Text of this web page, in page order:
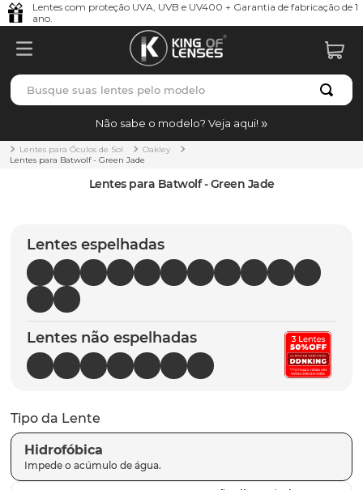
Lentes com proteção UVA, UVB e UV400 + Garantia de fabricação de 1
ano.
Busque suas lentes pelo modelo
Não sabe o modelo? Veja aqui!
Lentes para Óculos de Sol
Oakley
Lentes para Batwolf - Green Jade
Lentes para Batwolf - Green Jade
Lentes espelhadas
Lentes não espelhadas
Tipo da Lente
Hidrofóbica
TERMOS MAIS BUSCADOS
1º borrachas
holbrook
5º chaves
6º t-shock
7º latch
8º gasket
9º parafusos